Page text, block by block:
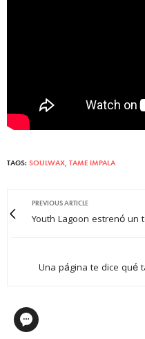
TAGS: SOULWAX, TAME IMPALA
PREVIOUS ARTICLE
Youth Lagoon estrenó un
Una página te dice qué